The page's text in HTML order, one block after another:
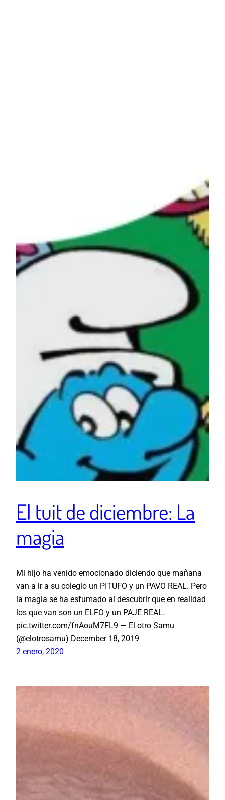
El tuit de diciembre: La
magia
Mi hijo ha venido emocionado diciendo que mañana
van a ir a su colegio un PITUFO y un PAVO REAL. Pero
la magia se ha esfumado al descubrir que en realidad
los que van son un ELFO y un PAJE REAL.
pic.twitter.com/fnAouM7FL9 — El otro Samu
(@elotrosamu) December 18, 2019
2 enero, 2020